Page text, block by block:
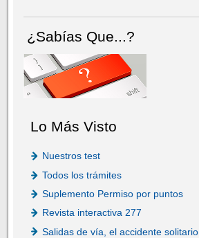
¿Sabías Que...?
Lo Más Visto
Nuestros test
Todos los trámites
Suplemento Permiso por puntos
Revista interactiva 277
Salidas de vía, el accidente solitario